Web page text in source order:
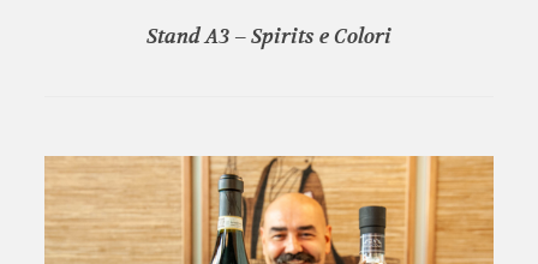
Stand A3 – Spirits e Colori